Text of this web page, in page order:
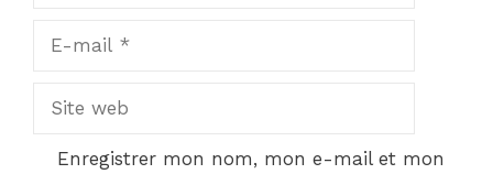
Site
Enregistrer mon nom, mon e-mail et mon